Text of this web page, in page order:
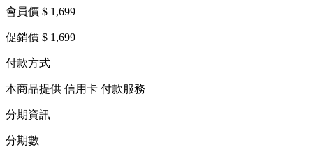
會員價 $ 1,699
促銷價 $ 1,699
付款方式
本商品提供 信用卡 付款服務
分期資訊
分期數